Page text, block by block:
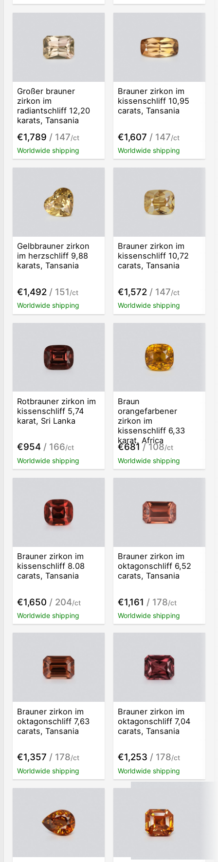
Großer brauner
zirkon im
radiantschliff 12,20
karats, Tansania
€1,789 / 147/ct
Worldwide shipping
Brauner zirkon im
kissenschliff 10,95
carats, Tansania
€1,607 / 147/ct
Worldwide shipping
Gelbbrauner zirkon
im herzschliff 9,88
karats, Tansania
€1,492 / 151/ct
Worldwide shipping
Brauner zirkon im
kissenschliff 10,72
carats, Tansania
€1,572 / 147/ct
Worldwide shipping
Rotbrauner zirkon im
kissenschliff 5,74
karat, Sri Lanka
€954 / 166/ct
Worldwide shipping
Braun
orangefarbener
zirkon im
kissenschliff 6,33
karat, Africa
€681 / 108/ct
Worldwide shipping
Brauner zirkon im
kissenschliff 8.08
carats, Tansania
€1,650 / 204/ct
Worldwide shipping
Brauner zirkon im
oktagonschliff 6,52
carats, Tansania
€1,161 / 178/ct
Worldwide shipping
Brauner zirkon im
oktagonschliff 7,63
carats, Tansania
€1,357 / 178/ct
Worldwide shipping
Brauner zirkon im
oktagonschliff 7,04
carats, Tansania
€1,253 / 178/ct
Worldwide shipping